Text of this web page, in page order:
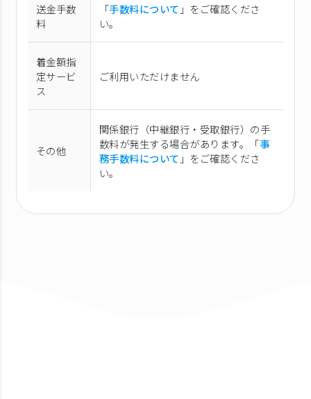
送金手数
料
「手数料について 」をご確認くださ
い。
着金額指
定サービ
ス
ご利用いただけません
その他
関係銀行（中継銀行・受取銀行）の手
数料が発生する場合があります。「事
務手数料について 」をご確認くださ
い。